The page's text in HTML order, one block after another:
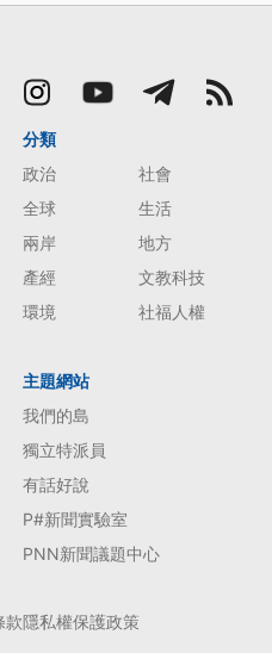
分類
政治
社會
全球
生活
兩岸
地方
產經
文教科技
環境
社福人權
主題網站
我們的島
獨立特派員
有話好說
P#新聞實驗室
PNN新聞議題中心
款隱私權保護政策